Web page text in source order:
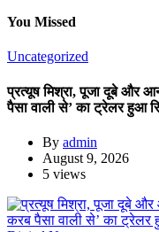
You Missed
Uncategorized
प्रत्यूष मिश्रा, पूजा दूबे और
पैसा वाली से’ का ट्रेलर हुआ
By admin
August 9, 2026
5 views